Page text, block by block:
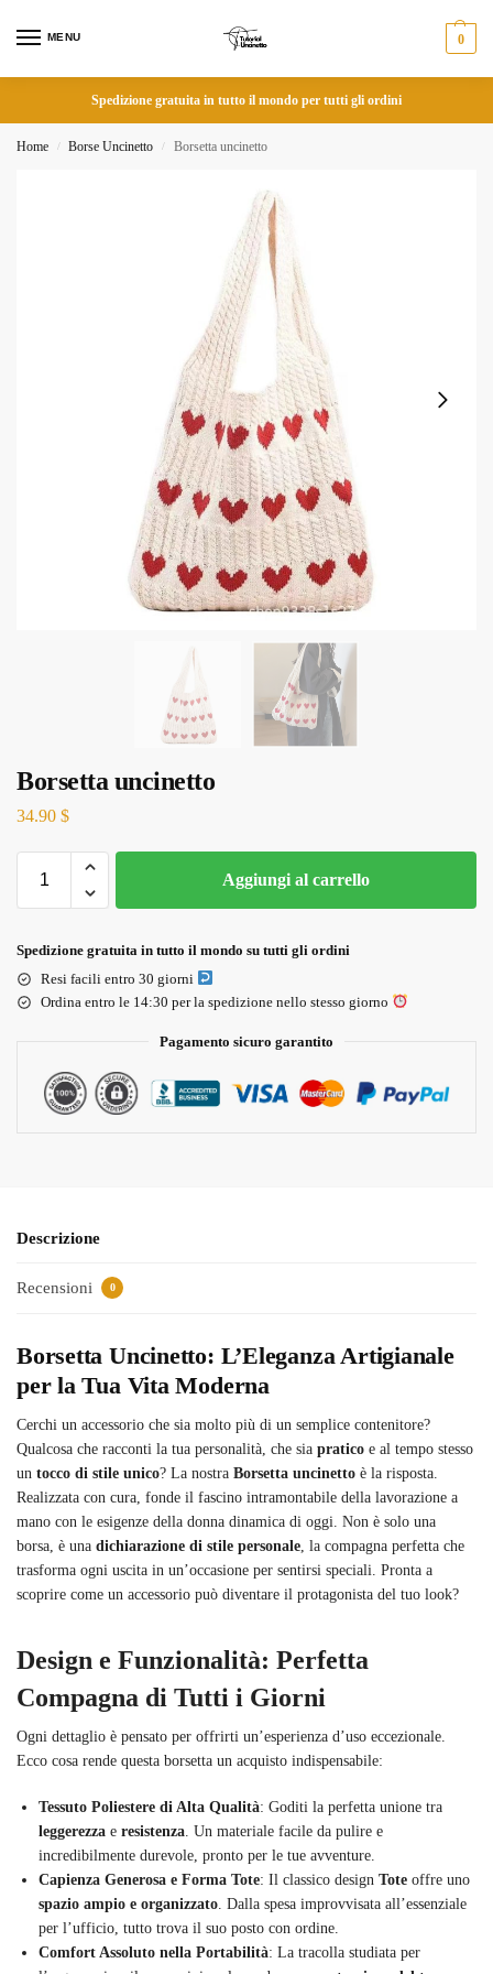
MENU 0
Spedizione gratuita in tutto il mondo per tutti gli ordini
Home / Borse Uncinetto / Borsetta uncinetto
Borsetta uncinetto
34.90 $
Aggiungi al carrello
Spedizione gratuita in tutto il mondo su tutti gli ordini
Resi facili entro 30 giorni
Ordina entro le 14:30 per la spedizione nello stesso giorno
Pagamento sicuro garantito
Descrizione
Recensioni 0
Borsetta Uncinetto: L’Eleganza Artigianale
per la Tua Vita Moderna
Cerchi un accessorio che sia molto più di un semplice contenitore?
Qualcosa che racconti la tua personalità, che sia pratico e al tempo stesso
un tocco di stile unico? La nostra Borsetta uncinetto è la risposta.
Realizzata con cura, fonde il fascino intramontabile della lavorazione a
mano con le esigenze della donna dinamica di oggi. Non è solo una
borsa, è una dichiarazione di stile personale, la compagna perfetta che
trasforma ogni uscita in un’occasione per sentirsi speciali. Pronta a
scoprire come un accessorio può diventare il protagonista del tuo look?
Design e Funzionalità: Perfetta
Compagna di Tutti i Giorni
Ogni dettaglio è pensato per offrirti un’esperienza d’uso eccezionale.
Ecco cosa rende questa borsetta un acquisto indispensabile:
Tessuto Poliestere di Alta Qualità: Goditi la perfetta unione tra
leggerezza e resistenza . Un materiale facile da pulire e
incredibilmente durevole, pronto per le tue avventure.
Capienza Generosa e Forma Tote: Il classico design Tote offre uno
spazio ampio e organizzato . Dalla spesa improvvisata all’essenziale
per l’ufficio, tutto trova il suo posto con ordine.
Comfort Assoluto nella Portabilità: La tracolla studiata per